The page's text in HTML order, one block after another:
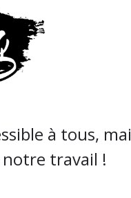
depuis le début du
mais cette fois-ci,
droits du monde du
et de grève.
inscrire ce
à tous,
travail !